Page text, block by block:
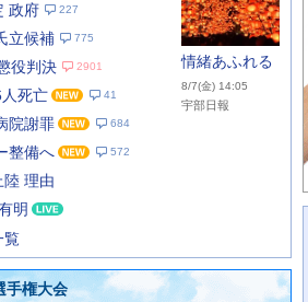
政府 227
立候補 775
役判決 2901
死亡 41
院謝罪 684
整備へ 572
理由
明
情緒あふれる
8/7(金) 14:05
宇部日報
覧
手権大会